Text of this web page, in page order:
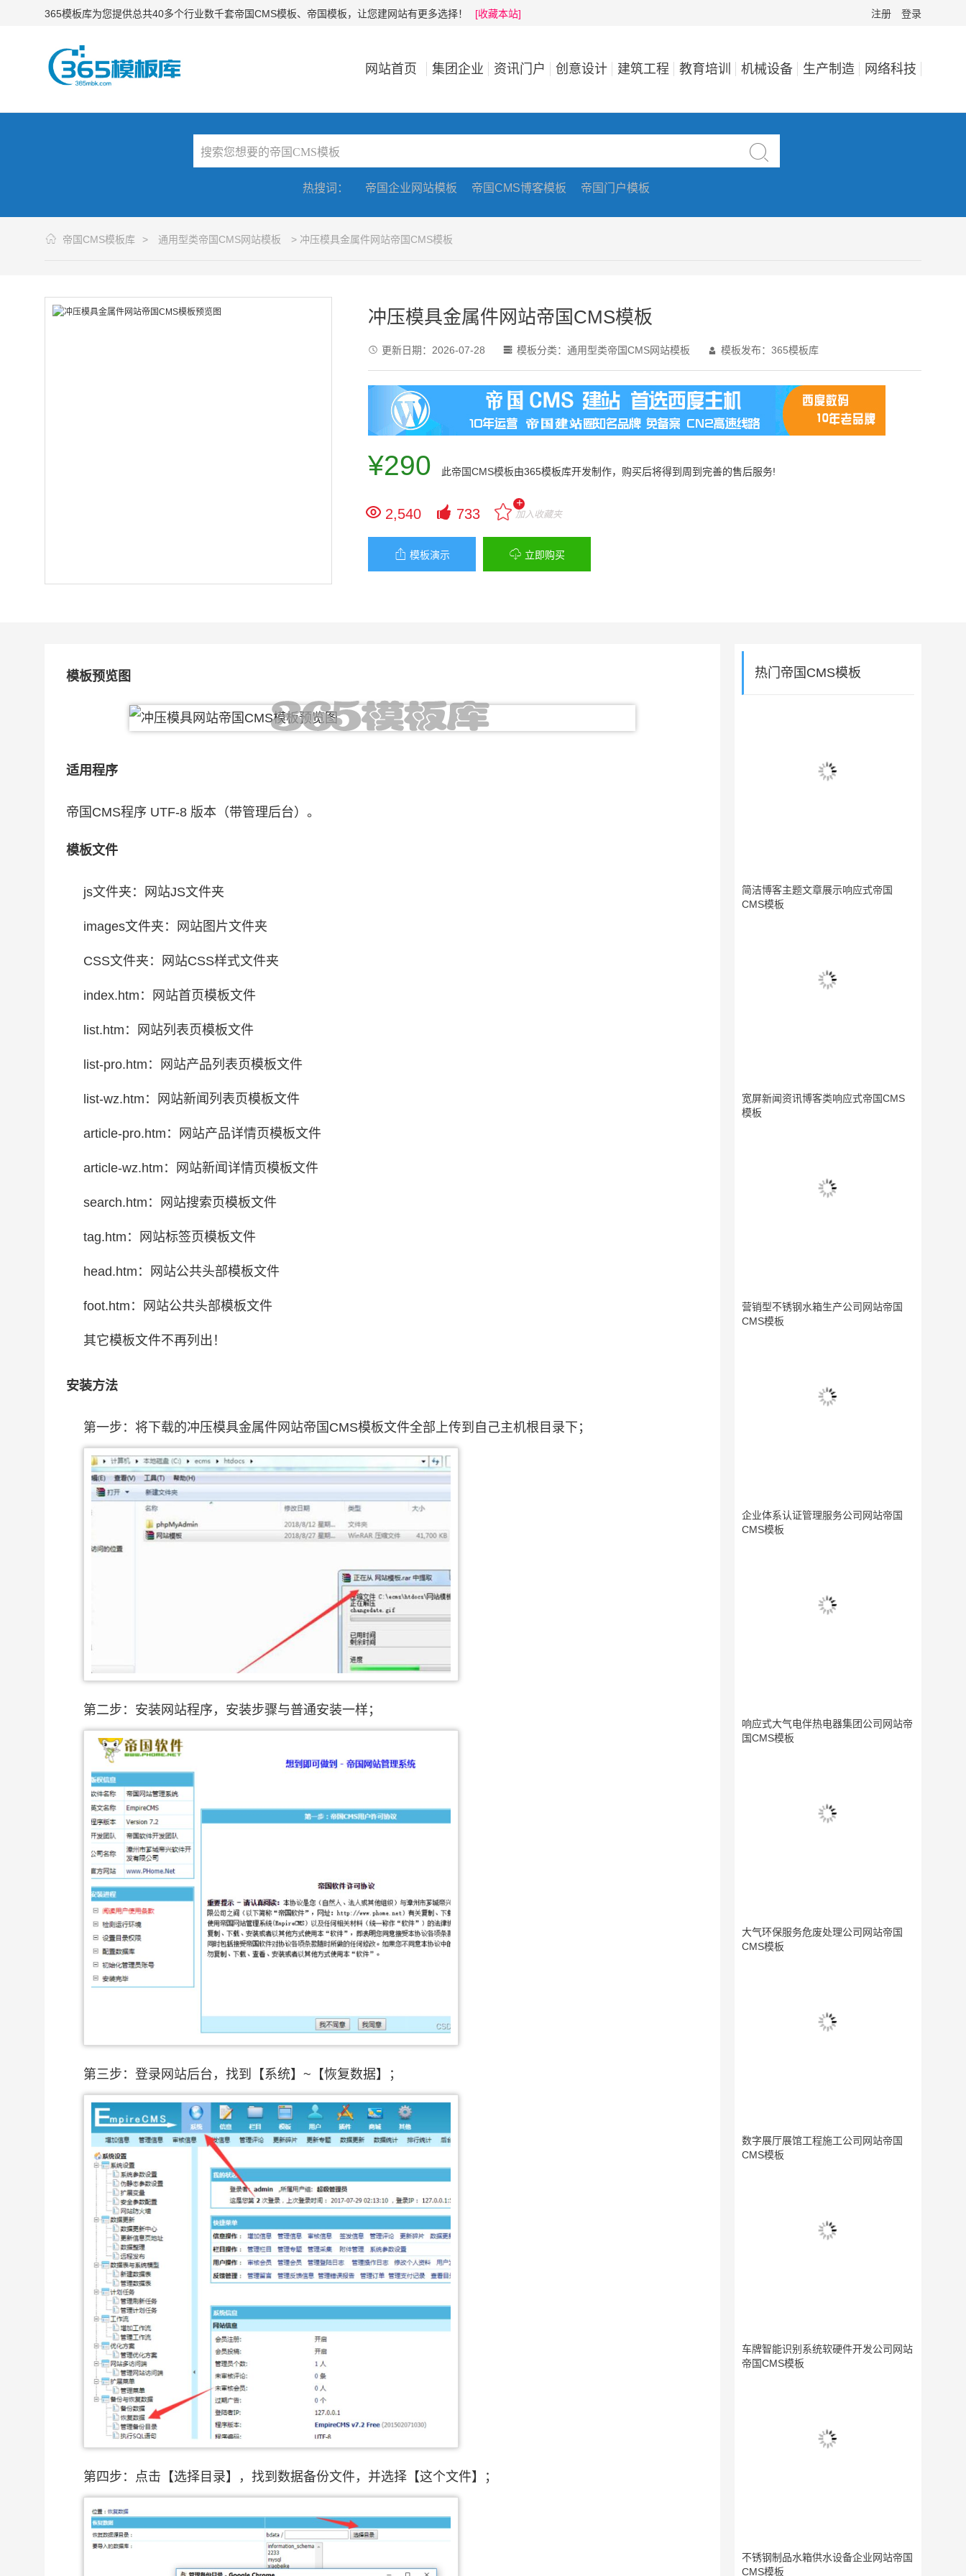
365模板库为您提供总共40多个行业数千套帝国CMS模板、帝国模板，让您建网站有更多选择！ [收藏本站] 注册 登录
网站首页 集团企业 资讯门户 创意设计 建筑工程 教育培训 机械设备 生产制造 网络科技

热搜词： 帝国企业网站模板 帝国CMS博客模板 帝国门户模板
帝国CMS模板库 > 通用型类帝国CMS网站模板 > 冲压模具金属件网站帝国CMS模板
冲压模具金属件网站帝国CMS模板
 更新日期： 2026-07-28  模板分类： 通用型类帝国CMS网站模板  模板发布：365模板库
¥290 此帝国CMS模板由365模板库开发制作，购买后将得到周到完善的售后服务!
 2,540  733
+
加入收藏夹
 模板演示  立即购买
模板预览图
适用程序
帝国CMS程序 UTF-8 版本（带管理后台）。
模板文件
js文件夹：网站JS文件夹
images文件夹：网站图片文件夹
CSS文件夹：网站CSS样式文件夹
index.htm：网站首页模板文件
list.htm：网站列表页模板文件
list-pro.htm：网站产品列表页模板文件
list-wz.htm：网站新闻列表页模板文件
article-pro.htm：网站产品详情页模板文件
article-wz.htm：网站新闻详情页模板文件
search.htm：网站搜索页模板文件
tag.htm：网站标签页模板文件
head.htm：网站公共头部模板文件
foot.htm：网站公共头部模板文件
其它模板文件不再列出！
安装方法
第一步：将下载的冲压模具金属件网站帝国CMS模板文件全部上传到自己主机根目录下；
第二步：安装网站程序，安装步骤与普通安装一样；
第三步：登录网站后台，找到【系统】~【恢复数据】；
第四步：点击【选择目录】，找到数据备份文件，并选择【这个文件】；
热门帝国CMS模板
简洁博客主题文章展示响应式帝国
CMS模板
宽屏新闻资讯博客类响应式帝国CMS
模板
营销型不锈钢水箱生产公司网站帝国
CMS模板
企业体系认证管理服务公司网站帝国
CMS模板
响应式大气电伴热电器集团公司网站帝
国CMS模板
大气环保服务危废处理公司网站帝国
CMS模板
数字展厅展馆工程施工公司网站帝国
CMS模板
车牌智能识别系统软硬件开发公司网站
帝国CMS模板
不锈钢制品水箱供水设备企业网站帝国
CMS模板